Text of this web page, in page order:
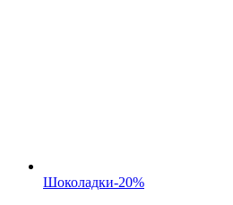
Шоколадки-20%